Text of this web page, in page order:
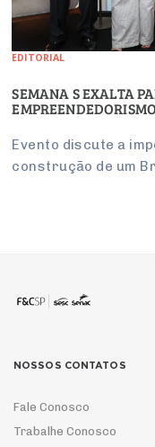
EDITORIAL
SEMANA S EXALTA
Evento discute a
construção de um
NOSSOS CONTATOS
Fale Conosco
Trabalhe Conosco